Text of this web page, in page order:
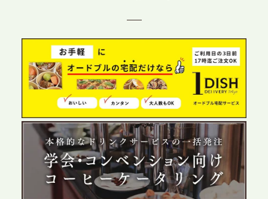
目の展開で、拡大する出張パーティー・ケータリン
2026.6.4
プレスリリースのご案内｜夏の社内親睦が、配属後
の離職防止に。オフィスや会議室で縁日気分を味わ
う「お祭りケータリング」の提供を開始
2026.5.29
プレスリリースのご案内｜ケータリングのセカンド
テーブル、群馬前橋支社を設立。再開発やオフィス
展開が進む前橋エリアの企業ニーズに応え、高品質